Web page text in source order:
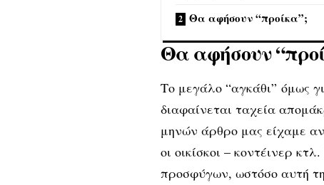
Θα αφήσουν “προίκα”;
Θα αφήσουν
Το μεγάλο “αγκάθι” όμως
διαφαίνεται ταχεία
μηνών άρθρo μας είχαμε
οι οικίσκοι – κοντέινερ
προσφύγων, ωστόσο αυτή